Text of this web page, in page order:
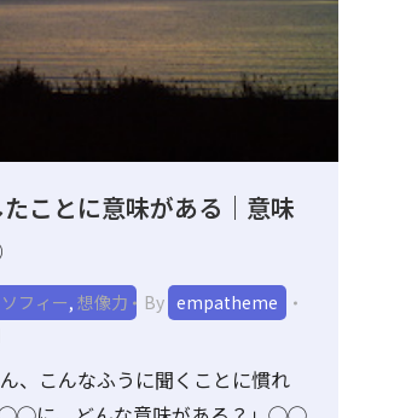
ことに意味がある｜意味
フィー, 想像力 By empatheme
、こんなふうに聞くことに慣れ